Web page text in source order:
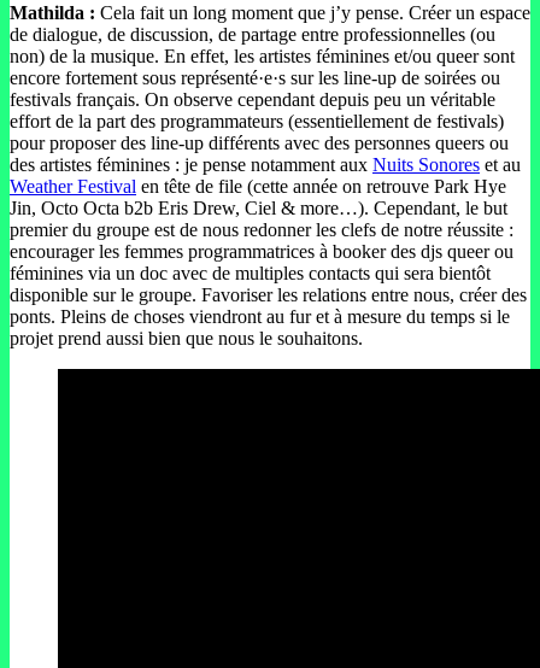
Mathilda : Cela fait un long moment que j’y pense. Créer un espace
de dialogue, de discussion, de partage entre professionnelles (ou
non) de la musique. En effet, les artistes féminines et/ou queer sont
encore fortement sous représenté·e·s sur les line-up de soirées ou
festivals français. On observe cependant depuis peu un véritable
effort de la part des programmateurs (essentiellement de festivals)
pour proposer des line-up différents avec des personnes queers ou
des artistes féminines : je pense notamment aux Nuits Sonores et au
Weather Festival en tête de file (cette année on retrouve Park Hye
Jin, Octo Octa b2b Eris Drew, Ciel & more…). Cependant, le but
premier du groupe est de nous redonner les clefs de notre réussite :
encourager les femmes programmatrices à booker des djs queer ou
féminines via un doc avec de multiples contacts qui sera bientôt
disponible sur le groupe. Favoriser les relations entre nous, créer des
ponts. Pleins de choses viendront au fur et à mesure du temps si le
projet prend aussi bien que nous le souhaitons.